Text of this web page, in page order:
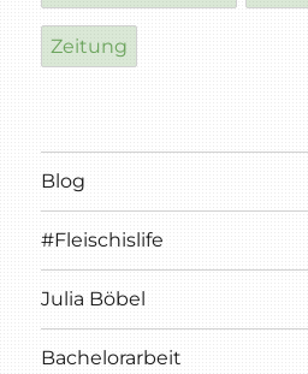
Zeitung
Blog
#Fleischislife
Julia Böbel
Bachelorarbeit